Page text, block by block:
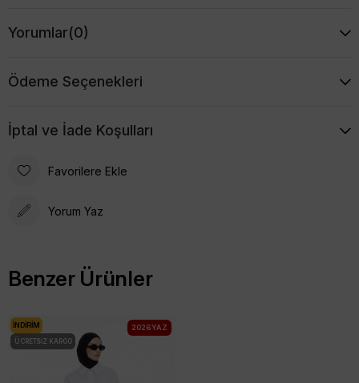
Yorumlar(0)
Ödeme Seçenekleri
İptal ve İade Koşulları
Favorilere Ekle
Yorum Yaz
Benzer Ürünler
İNDIRIM
ÜCRETSIZ KARGO
2026 YAZ